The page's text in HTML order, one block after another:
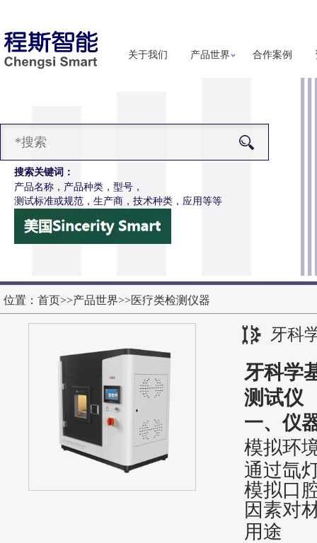
关于我们 产品世界 合作案例
搜索关键词：
产品名称，产品种类，型号，
测试标准或规范，生产商，技术种类，应用等等
Z650电动轮椅车摇杆耐用性测试仪
位置： 首页>>产品世界>>医疗类检测仪器
牙科
牙科学
测试仪
‌一、仪
模拟环
通过氙
模拟口
因素对
用途